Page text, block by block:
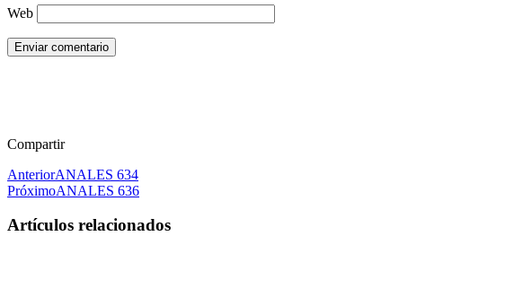
Web
Enviar comentario
Compartir
AnteriorANALES 634
PróximoANALES 636
Artículos relacionados